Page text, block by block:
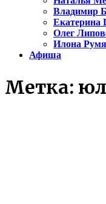
Владимир
Екатерина
Олег
Илона
Афиша
Метка: